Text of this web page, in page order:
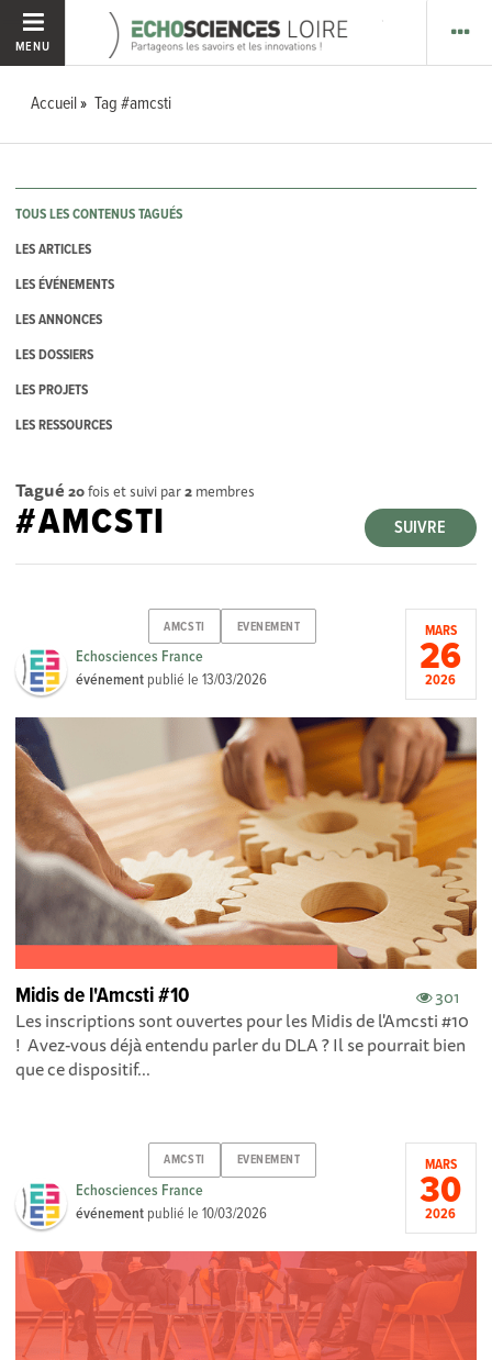
MENU
Accueil Tag #amcsti
TOUS LES CONTENUS TAGUÉS
LES ARTICLES
LES ÉVÉNEMENTS
LES ANNONCES
LES DOSSIERS
LES PROJETS
LES RESSOURCES
Tagué 20fois et suivi par2 membres
SUIVRE
#AMCSTI
AMCSTI EVENEMENT
Echosciences France
événement publié le13/03/2026
MARS
26
2026
301
Midis de l'Amcsti #10
Les inscriptions sont ouvertes pour les Midis de l'Amcsti #10
! Avez-vous déjà entendu parler du DLA ? Il se pourrait bien
que ce dispositif...
AMCSTI EVENEMENT
Echosciences France
événement publié le10/03/2026
MARS
30
2026